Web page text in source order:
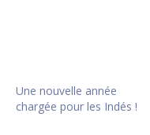
Une nouvelle année
chargée pour les Indés !